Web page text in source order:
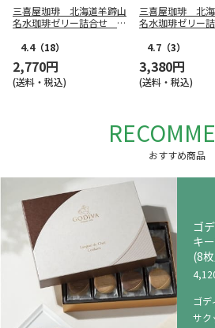
三喜屋珈琲 北海道羊蹄山
名水珈琲ゼリー詰合せ M
4.4（18）
2,770円
(送料・税込)
三喜屋珈琲 北
名水珈琲ゼリー
4.7 （3）
3,380円
(送料・税込)
おすすめ商品
ゴ
キ
(8
ゴデ
サク